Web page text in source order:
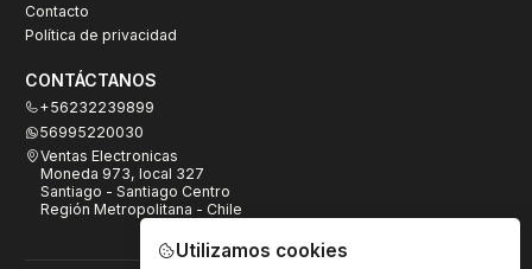
Contacto
Política de privacidad
CONTÁCTANOS
+56232239899
56995220030
Ventas Electronicas
Moneda 973, local 327
Santiago - Santiago Centro
Región Metropolitana - Chile
Utilizamos cookies